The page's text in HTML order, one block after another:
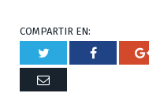
COMPARTIR EN:
Twitter Facebook
Correo